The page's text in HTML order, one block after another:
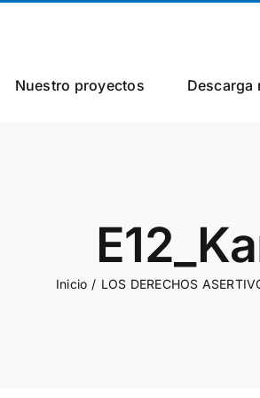
Nuestro proyectos Descarga
Inicio / LOS DERECHOS